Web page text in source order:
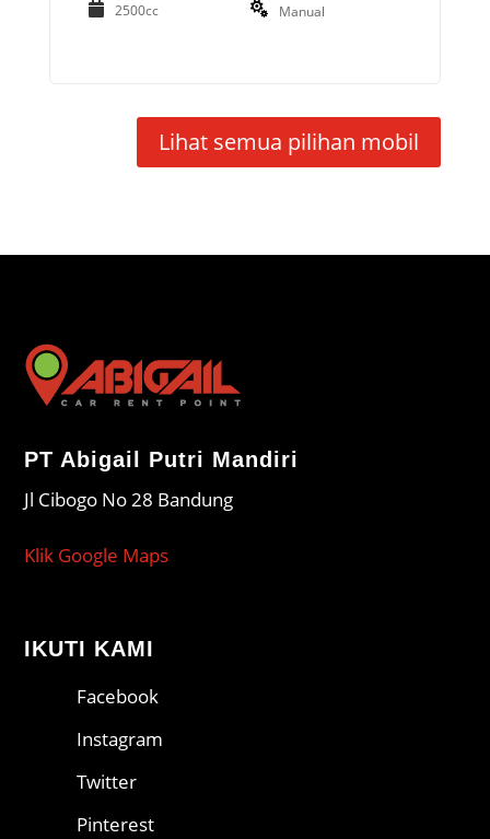
2500cc Manual
Lihat semua pilihan mobil
PT Abigail Putri Mandiri
Jl Cibogo No 28 Bandung
Klik Google Maps
IKUTI KAMI
Facebook
Instagram
Twitter
Pinterest